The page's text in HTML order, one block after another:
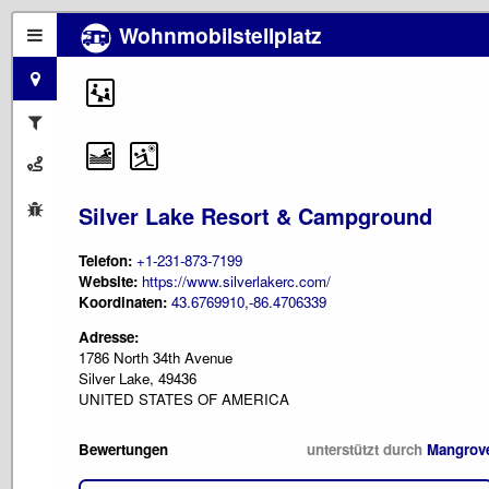
Wohnmobilstellplatz
Silver Lake Resort & Campground
Telefon: +1-231-873-7199
Website: https://www.silverlakerc.com/
Koordinaten: 43.6769910,-86.4706339
Adresse:
1786 North 34th Avenue
Silver Lake, 49436
UNITED STATES OF AMERICA
Bewertungen unterstützt durch